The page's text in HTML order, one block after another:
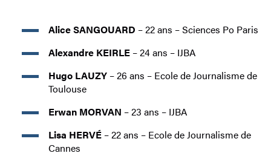
Alice SANGOUARD – 22 ans – Sciences Po Paris
Alexandre KEIRLE – 24 ans – IJBA
Hugo LAUZY – 26 ans – Ecole de Journalisme de
Toulouse
Erwan MORVAN – 23 ans – IJBA
Lisa HERVÉ – 22 ans – Ecole de Journalisme de
Cannes